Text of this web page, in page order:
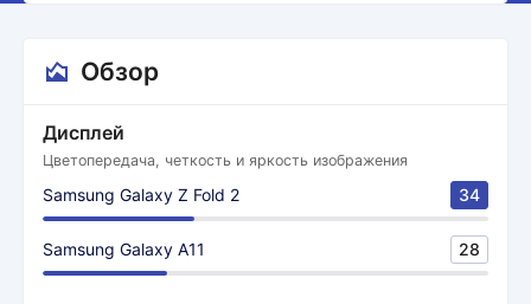
Обзор
Дисплей
Цветопередача, четкость и яркость изображения
Samsung Galaxy Z Fold 2 34
Samsung Galaxy A11 28